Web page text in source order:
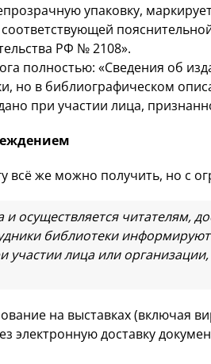
упаковку,
РФ № 2108».
полностью: «Сведения об
но в библиографическом
при участии лица,
всё же можно получить, но с
осуществляется читателям,
библиотеки
участии лица или
на выставках (включая
электронную доставку